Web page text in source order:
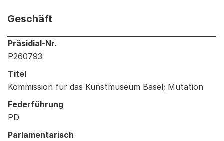
Geschäft
Informationen zum Ausgewählten Geschäft
Präsidial-Nr.
P260793
Titel
Kommission für das Kunstmuseum Basel; Mutation
Federführung
PD
Parlamentarisch